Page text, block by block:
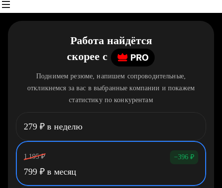
Работа найдётся
скорее c
Поднимем резюме, напишем сопроводительные,
откликнемся за вас в выбранные компании и покажем
статистику по конкурентам
279 ₽ в неделю
1 195 ₽ −396 ₽
799 ₽ в месяц